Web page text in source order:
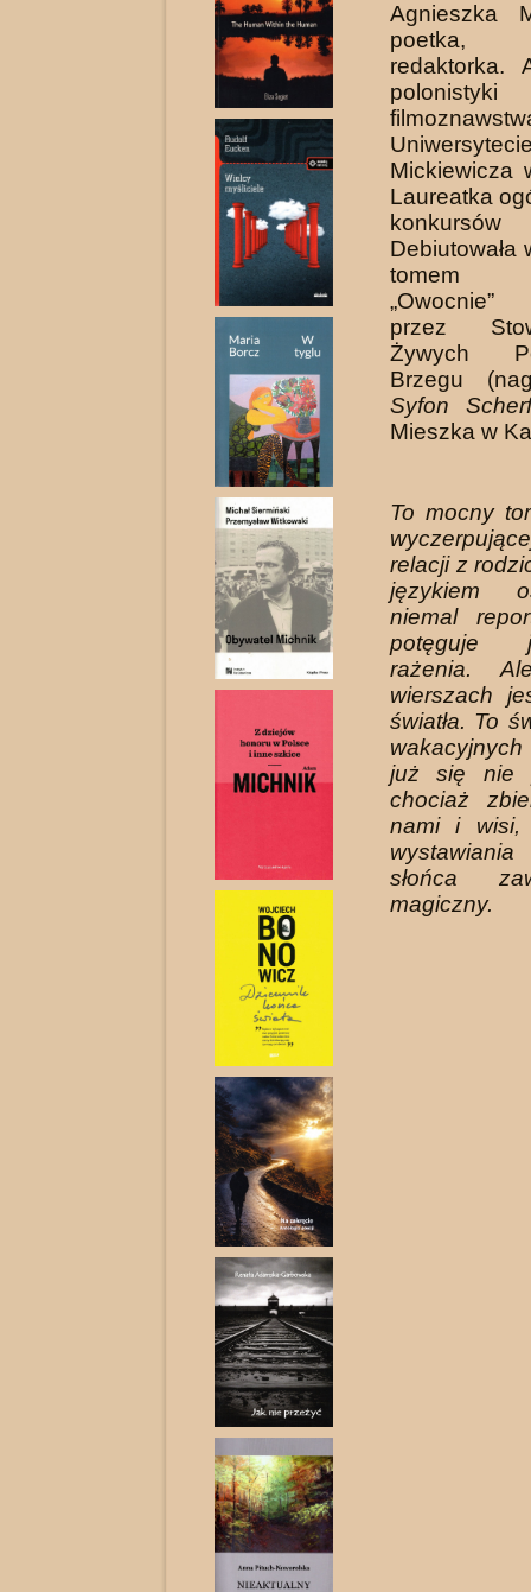
Agnieszka
poetka,
redaktorka.
Mickie­wicza
Laureatka
konkursów
Debiutowała
tomem
przez
Żywych
Brzegu
Syfon
Mieszka w
To mocny
relacji z
językiem
niemal
potęguje
rażenia.
wierszach
światła. To
już się nie
chociaż
nami i wisi,
słońca
magiczny.